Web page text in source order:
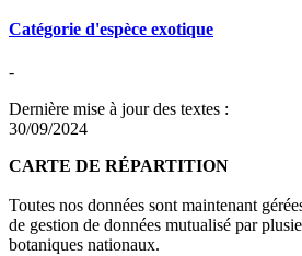
Catégorie d'espèce exotique
-
Dernière mise à jour des textes :
30/09/2024
CARTE DE RÉPARTITION
Toutes nos données sont maintenant
de gestion de données mutualisé par
botaniques nationaux.